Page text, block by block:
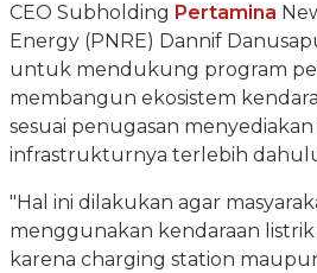
CEO Subholding Pertamina
Energy (PNRE) Dannif
untuk mendukung program
membangun ekosistem
sesuai penugasan menyediakan
infrastrukturnya terlebih
"Hal ini dilakukan agar
menggunakan kendaraan
karena charging station